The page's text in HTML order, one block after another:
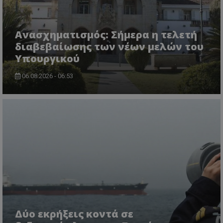
Ανασχηματισμός: Σήμερα η τελετή
διαβεβαίωσης των νέων μελών του
Υπουργικού
06.08.2026 - 06:53
Δύο εκρήξεις κοντά σε